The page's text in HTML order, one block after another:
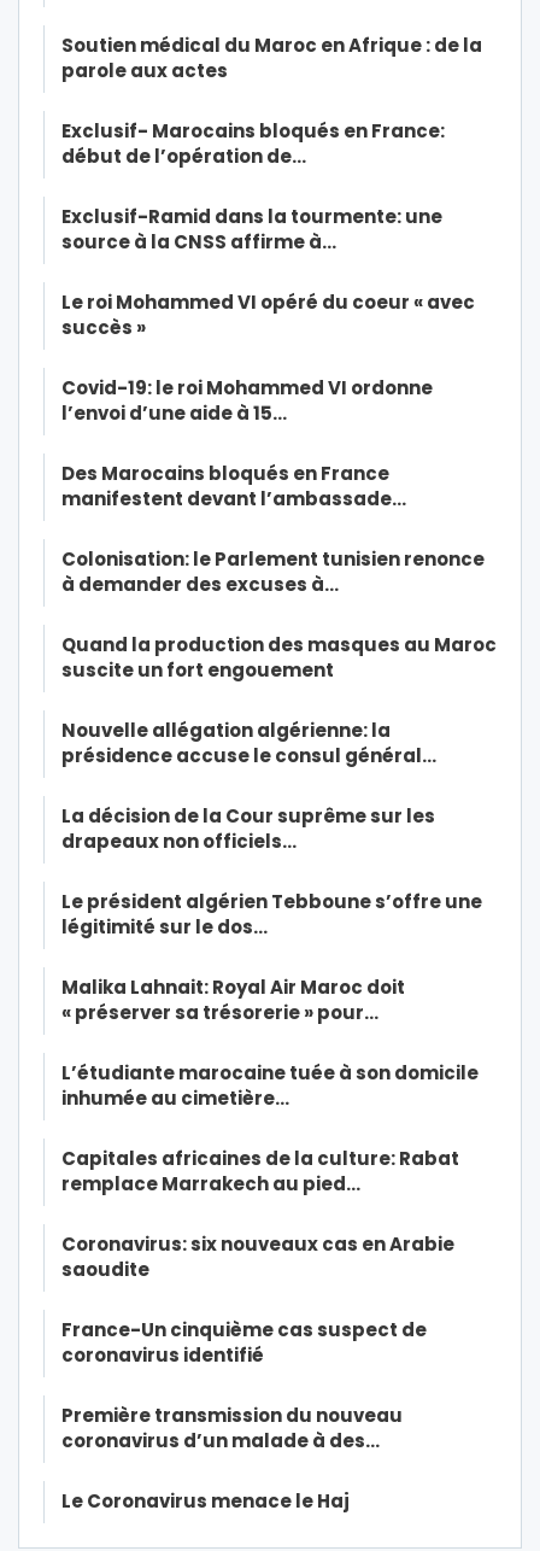
Soutien médical du Maroc en Afrique : de la
parole aux actes
Exclusif- Marocains bloqués en France:
début de l’opération de…
Exclusif-Ramid dans la tourmente: une
source à la CNSS affirme à…
Le roi Mohammed VI opéré du coeur « avec
succès »
Covid-19: le roi Mohammed VI ordonne
l’envoi d’une aide à 15…
Des Marocains bloqués en France
manifestent devant l’ambassade…
Colonisation: le Parlement tunisien renonce
à demander des excuses à…
Quand la production des masques au Maroc
suscite un fort engouement
Nouvelle allégation algérienne: la
présidence accuse le consul général…
La décision de la Cour suprême sur les
drapeaux non officiels…
Le président algérien Tebboune s’offre une
légitimité sur le dos…
Malika Lahnait: Royal Air Maroc doit
« préserver sa trésorerie » pour…
L’étudiante marocaine tuée à son domicile
inhumée au cimetière…
Capitales africaines de la culture: Rabat
remplace Marrakech au pied…
Coronavirus: six nouveaux cas en Arabie
saoudite
France-Un cinquième cas suspect de
coronavirus identifié
Première transmission du nouveau
coronavirus d’un malade à des…
Le Coronavirus menace le Haj